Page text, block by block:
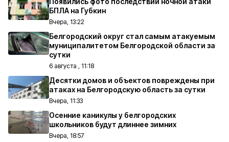
БПЛА на Губкин
Вчера, 13:22
Белгородский округ стал самым атакуемым
муниципалитетом Белгородской области за
сутки
6 августа , 11:18
Десятки домов и объектов повреждены при
атаках на Белгородскую область за сутки
Вчера, 11:33
Осенние каникулы у белгородских
школьников будут длиннее зимних
Вчера, 18:57